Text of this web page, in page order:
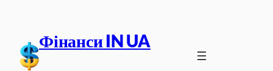
вмісту
Фінанси IN UA